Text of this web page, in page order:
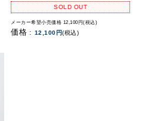
SOLD OUT
メーカー希望小売価格 12,100円(税込)
価格 : 12,100円(税込)